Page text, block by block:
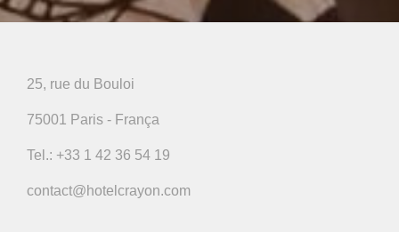
25, rue du Bouloi
75001 Paris - França
Tel.: +33 1 42 36 54 19
contact@hotelcrayon.com